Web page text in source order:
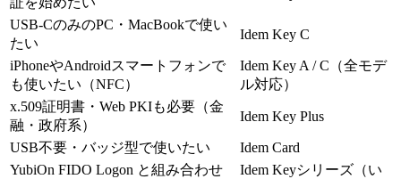
USB-CのみのPC・MacBookで使い
たい
Idem Key C
iPhoneやAndroidスマートフォンで
も使いたい（NFC）
Idem Key A / C（全モデ
ル対応）
x.509証明書・Web PKIも必要（金
融・政府系）
Idem Key Plus
USB不要・バッジ型で使いたい
Idem Card
YubiOn FIDO Logon と組み合わせ
Idem Keyシリーズ（い